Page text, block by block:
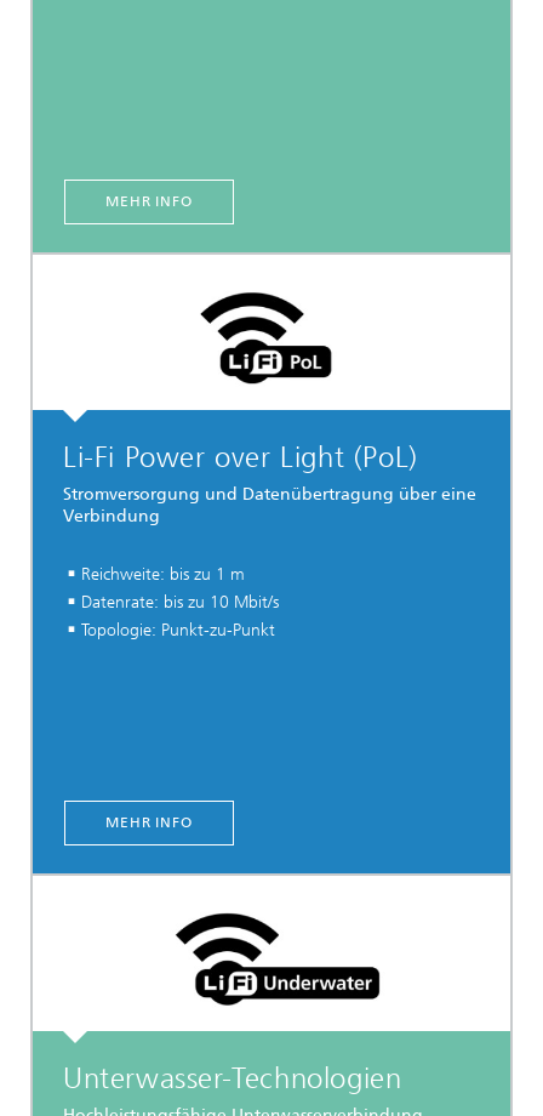
MEHR INFO
Li-Fi Power over Light (PoL)
Stromversorgung und Datenübertragung über eine
Verbindung
Reichweite: bis zu 1 m
Datenrate: bis zu 10 Mbit/s
Topologie: Punkt-zu-Punkt
MEHR INFO
Unterwasser-Technologien